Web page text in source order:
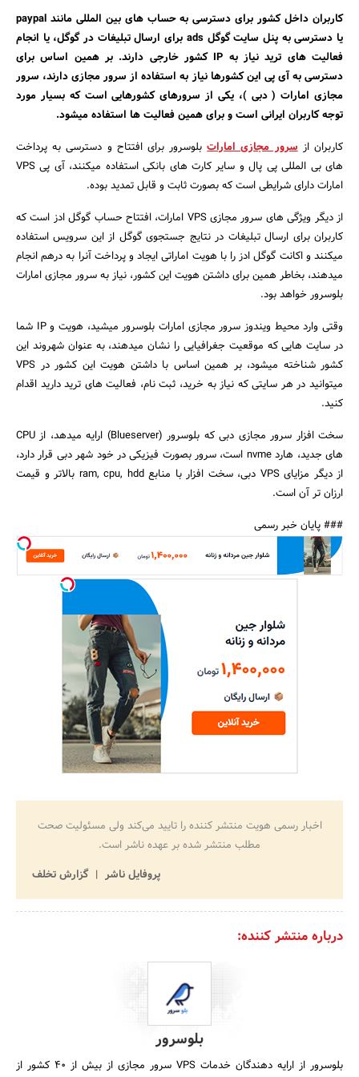
بانک، بیمه و سرمایه
مسکن و ساختمان
کاربران داخل کشور برای دسترسی به حساب های بین المللی مانند paypal
یا دسترسی به پنل سایت گوگل ads برای ارسال تبلیغات در گوگل، یا انجام
فعالیت های ترید نیاز به IP کشور خارجی دارند. بر همین اساس برای
دسترسی به آی پی این کشورها نیاز به استفاده از سرور مجازی دارند، سرور
مجازی امارات ( دبی )، یکی از سرورهای کشورهایی است که بسیار مورد
توجه کاربران ایرانی است و برای همین فعالیت ها استفاده میشود.
کاربران ازسرور مجازی اماراتبلوسرور برای افتتاح و دسترسی به پرداخت
های بی المللی پی پال و سایر کارت های بانکی استفاده میکنند، آی پی VPS
امارات دارای شرایطی است که بصورت ثابت و قابل تمدید بوده.
از دیگر ویژگی های سرور مجازی VPS امارات، افتتاح حساب گوگل ادز است که
کاربران برای ارسال تبلیغات در نتایج جستجوی گوگل از این سرویس استفاده
میکنند و اکانت گوگل ادز را با هویت اماراتی ایجاد و پرداخت آنرا به درهم انجام
میدهند، بخاطر همین برای داشتن هویت این کشور، نیاز به سرور مجازی امارات
بلوسرور خواهد بود.
وقتی وارد محیط ویندوز سرور مجازی امارات بلوسرور میشید، هویت و IP شما
در سایت هایی که موقعیت جغرافیایی را نشان میدهند، به عنوان شهروند این
کشور شناخته میشود، بر همین اساس با داشتن هویت این کشور در VPS
میتوانید در هر سایتی که نیاز به خرید، ثبت نام، فعالیت های ترید دارید اقدام
کنید.
سخت افزار سرور مجازی دبی که بلوسرور (Blueserver) ارایه میدهد، از CPU
های جدید، هارد nvme است، سرور بصورت فیزیکی در خود شهر دبی قرار دارد،
از دیگر مزایای VPS دبی، سخت افزار با منابع ram, cpu, hdd بالاتر و قیمت
ارزان تر آن است.
### پایان خبر رسمی
اخبار رسمی هویت منتشر کننده را تایید می‌کند ولی مسئولیت صحت
مطلب منتشر شده بر عهده ناشر است.
پروفایل ناشر
گزارش تخلف
درباره منتشر کننده:
بلوسرور
بلوسرور از ارایه دهندگان خدمات VPS سرور مجازی از بیش از 40 کشور از